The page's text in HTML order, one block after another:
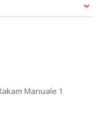
Manuale 1